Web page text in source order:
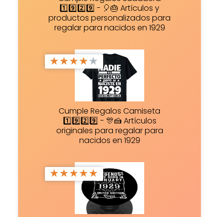
1️⃣9️⃣2️⃣9️⃣ - 🎈🎂 Artículos y
productos personalizados para
regalar para nacidos en 1929
★★★★★
Cumple Regalos Camiseta
1️⃣9️⃣2️⃣9️⃣ - 🎊🍰 Artículos
originales para regalar para
nacidos en 1929
★★★★★